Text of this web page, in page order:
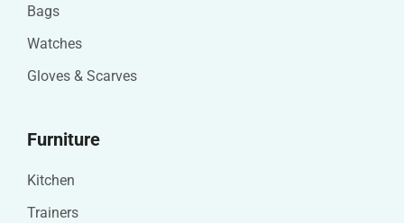
Bags
Watches
Gloves & Scarves
Furniture
Kitchen
Trainers